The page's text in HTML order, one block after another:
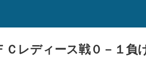
Ｃレディース戦０－１負